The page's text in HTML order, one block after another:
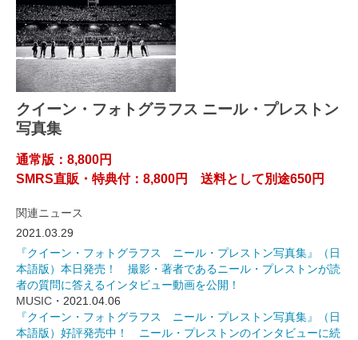
クイーン・フォトグラフス ニール・プレストン
写真集
通常版：8,800円
SMRS直販・特典付：8,800円 送料として別途650円
関連ニュース
2021.03.29
『クイーン・フォトグラフス ニール・プレストン写真集』（日
本語版）本日発売！ 撮影・著者であるニール・プレストンが読
者の質問に答えるインタビュー動画を公開！
MUSIC ・2021.04.06
『クイーン・フォトグラフス ニール・プレストン写真集』（日
本語版）好評発売中！ ニール・プレストンのインタビューに続